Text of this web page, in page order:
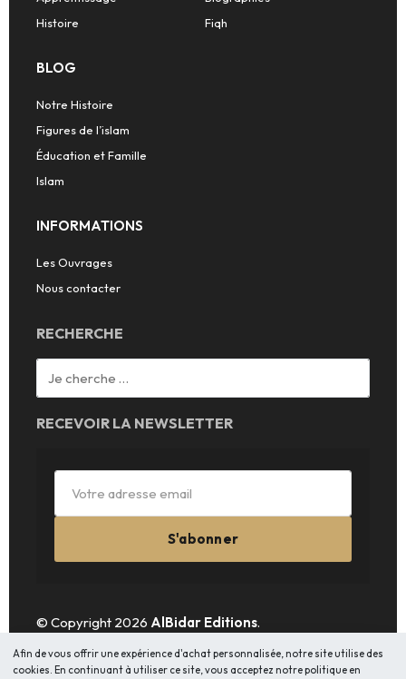
Histoire
Fiqh
BLOG
Notre Histoire
Figures de l’islam
Éducation et Famille
Islam
INFORMATIONS
Les Ouvrages
Nous contacter
RECHERCHE
RECEVOIR LA NEWSLETTER
S'abonner
© Copyright 2026 AlBidar Editions.
Afin de vous offrir une expérience d'achat personnalisée, notre site utilise des
cookies. En continuant à utiliser ce site, vous acceptez notre politique en